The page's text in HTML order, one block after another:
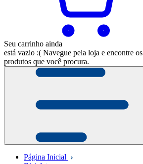
Seu carrinho ainda
está vazio :( Navegue pela loja e encontre os
produtos que você procura.
Página Inicial